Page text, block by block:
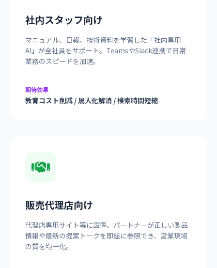
社内スタッフ向け
マニュアル、日報、技術資料を学習した「社内専用
AI」が全社員をサポート。TeamsやSlack連携で日常
業務のスピードを加速。
期待効果
教育コスト削減 / 属人化解消 / 検索時間短縮
販売代理店向け
代理店専用サイト等に設置。パートナーが正しい製品
情報や最新の提案トークを即座に参照でき、営業現場
の質を均一化。